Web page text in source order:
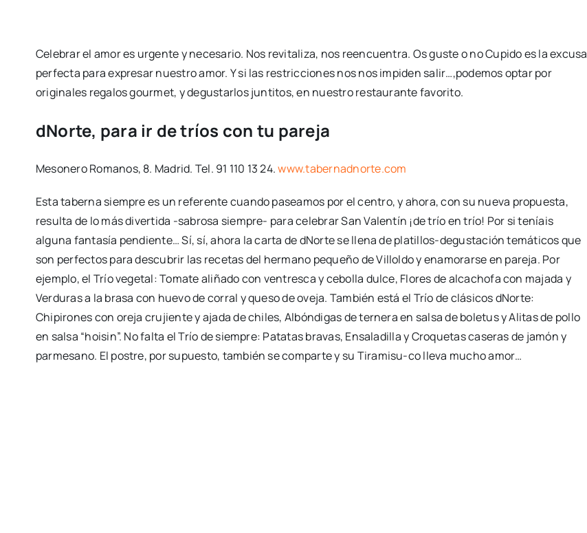
Celebrar el amor es urgente y necesario. Nos revitaliza, nos reencuentra. Os guste o no Cupido es la excusa
perfecta para expresar nuestro amor. Y si las restricciones nos nos impiden salir…,podemos optar por
originales regalos gourmet, y degustarlos juntitos, en nuestro restaurante favorito.
dNorte, para ir de tríos con tu pareja
Mesonero Romanos, 8. Madrid. Tel. 91 110 13 24.www.tabernadnorte.com
Esta taberna siempre es un referente cuando paseamos por el centro, y ahora, con su nueva propuesta,
resulta de lo más divertida -sabrosa siempre- para celebrar San Valentín ¡de trío en trío! Por si teníais
alguna fantasía pendiente… Sí, sí, ahora la carta de dNorte se llena de platillos-degustación temáticos que
son perfectos para descubrir las recetas del hermano pequeño de Villoldo y enamorarse en pareja. Por
ejemplo, el Trío vegetal: Tomate aliñado con ventresca y cebolla dulce, Flores de alcachofa con majada y
Verduras a la brasa con huevo de corral y queso de oveja. También está el Trío de clásicos dNorte:
Chipirones con oreja crujiente y ajada de chiles, Albóndigas de ternera en salsa de boletus y Alitas de pollo
en salsa “hoisin”. No falta el Trío de siempre: Patatas bravas, Ensaladilla y Croquetas caseras de jamón y
parmesano. El postre, por supuesto, también se comparte y su Tiramisu-co lleva mucho amor…